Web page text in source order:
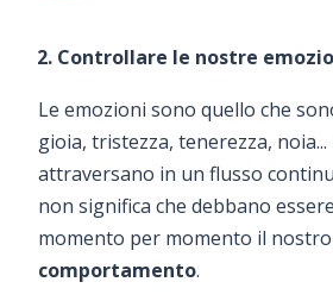
2. Controllare le nostre
Le emozioni sono quello che
gioia, tristezza, tenerezza,
attraversano in un flusso
non significa che debbano
momento per momento il nostro
comportamento.